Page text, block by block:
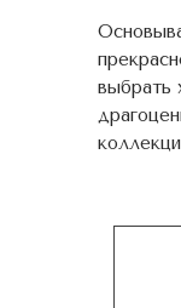
выбрать